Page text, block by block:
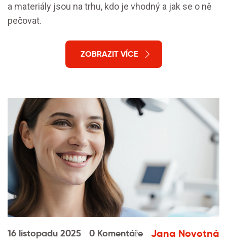
a materiály jsou na trhu, kdo je vhodný a jak se o ně
pečovat.
ZOBRAZIT VÍCE
16 listopadu 2025 0 Komentáře Jana Novotná